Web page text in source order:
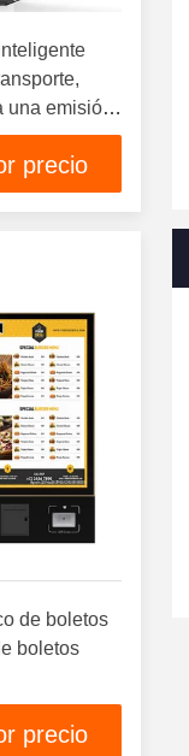
una emisión
las
precio
de boletos
boletos
precio